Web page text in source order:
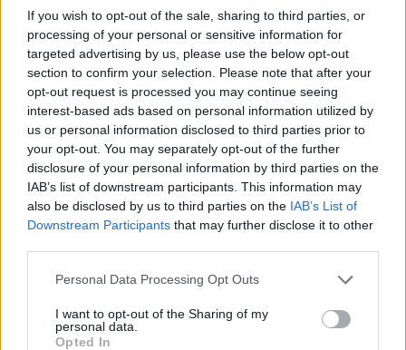
If you wish to opt-out of the sale, sharing to third parties, or
processing of your personal or sensitive information for
targeted advertising by us, please use the below opt-out
section to confirm your selection. Please note that after your
opt-out request is processed you may continue seeing
interest-based ads based on personal information utilized by
us or personal information disclosed to third parties prior to
your opt-out. You may separately opt-out of the further
disclosure of your personal information by third parties on the
IAB’s list of downstream participants. This information may
also be disclosed by us to third parties on the IAB’s List of
Downstream Participants that may further disclose it to other
Personal Data Processing Opt Outs
I want to opt-out of the Sharing of my
personal data.
Opted In
arról a Property Investment Forum 2019
konferencián a szektor különböző szakértői
beszéltek.
Property Investment Forum 2026A hazai ingatlanpiac
legnagyobb üzleti és networking találkozója! Idén a 22.
alkalommal!Információ és jelentkezésElső tapasztalatok
az NKP-ról Az MNB nyáron elindította a Növekedési
Kötvényprogramját, melynek célja egyrészt a vállalatok
finanszírozásának diverzifikálása, másrészt a kötvénypiac
KEDVES OLVASÓNK!
A keresett cikk a portfolio.hu hírarchívumához